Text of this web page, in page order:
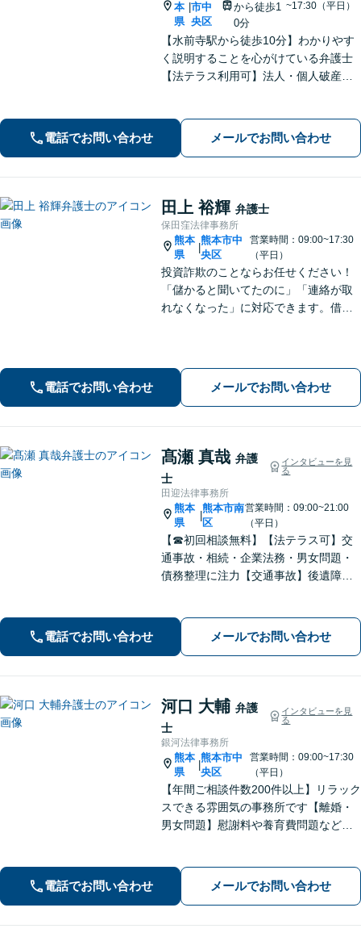
本
県
|市中
央区
から徒歩1
0分
~17:30（平日）
【水前寺駅から徒歩10分】わかりやす
く説明することを心がけている弁護士
【法テラス利用可】法人・個人破産申
対応でスムーズに解決できるよう尽力
電話でお問い合わせ メールでお問い合わせ
田上 裕輝 弁護士
保田窪法律事務所
熊本
県
熊本市中
央区
営業時間：09:00~17:30
（平日）
投資詐欺のことならお任せください！
「儲かると聞いてたのに」「連絡が取
れなくなった」に対応できます。借
電話でお問い合わせ メールでお問い合わせ
髙瀬 真哉 弁護
士
インタビューを見
る
田迎法律事務所
熊本
県
熊本市南
区
営業時間：09:00~21:00
（平日）
【☎︎初回相談無料】【法テラス可】交
通事故・相続・企業法務・男女問題・
債務整理に注力【交通事故】後遺障害
もご相談ください【駐車場あり】
電話でお問い合わせ メールでお問い合わせ
河口 大輔 弁護
士
インタビューを見
る
銀河法律事務所
熊本
県
熊本市中
央区
営業時間：09:00~17:30
（平日）
【年間ご相談件数200件以上】リラック
スできる雰囲気の事務所です【離婚・
男女問題】慰謝料や養育費問題など
務・過払い金】債務問題にスピーディ
に対応。過払い金も多額の回収実績
電話でお問い合わせ メールでお問い合わせ